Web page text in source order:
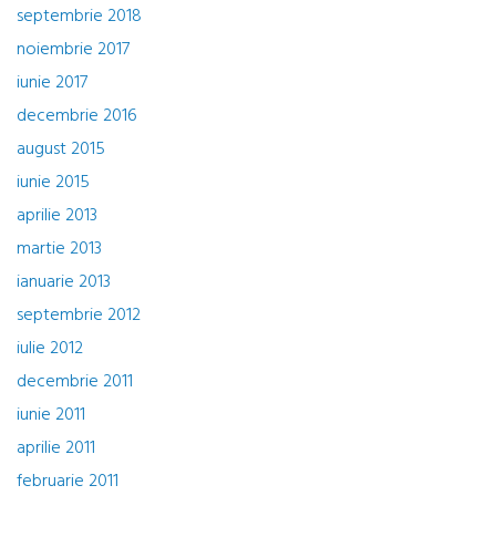
septembrie 2018
noiembrie 2017
iunie 2017
decembrie 2016
august 2015
iunie 2015
aprilie 2013
martie 2013
ianuarie 2013
septembrie 2012
iulie 2012
decembrie 2011
iunie 2011
aprilie 2011
februarie 2011